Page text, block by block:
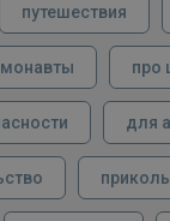
путешествия
про
для